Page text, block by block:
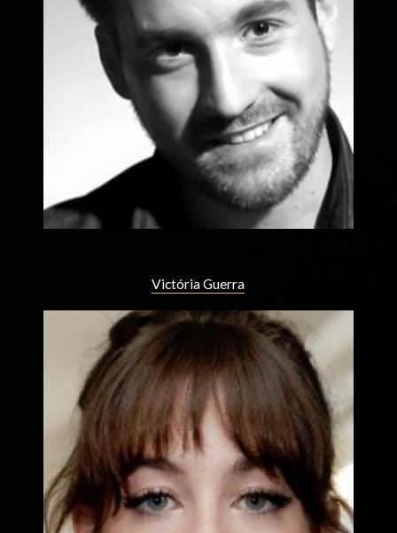
Victória Guerra